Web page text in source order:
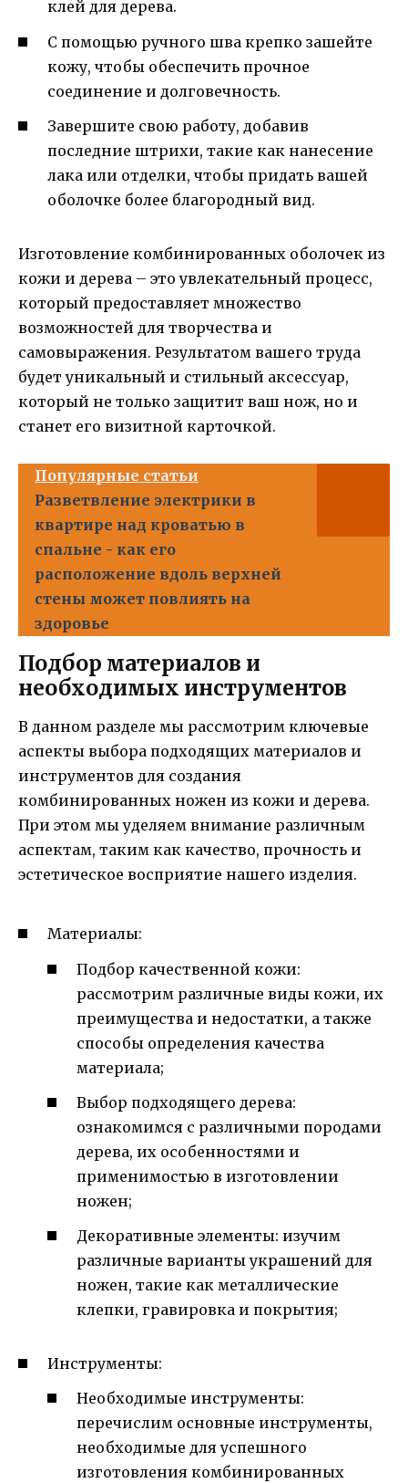
клей для дерева.
С помощью ручного шва крепко зашейте
кожу, чтобы обеспечить прочное
соединение и долговечность.
Завершите свою работу, добавив
последние штрихи, такие как нанесение
лака или отделки, чтобы придать вашей
оболочке более благородный вид.
Изготовление комбинированных оболочек из
кожи и дерева – это увлекательный процесс,
который предоставляет множество
возможностей для творчества и
самовыражения. Результатом вашего труда
будет уникальный и стильный аксессуар,
который не только защитит ваш нож, но и
станет его визитной карточкой.
Популярные статьи
Разветвление электрики в
квартире над кроватью в
спальне - как его
расположение вдоль верхней
стены может повлиять на
здоровье
Подбор материалов и
необходимых инструментов
В данном разделе мы рассмотрим ключевые
аспекты выбора подходящих материалов и
инструментов для создания
комбинированных ножен из кожи и дерева.
При этом мы уделяем внимание различным
аспектам, таким как качество, прочность и
эстетическое восприятие нашего изделия.
Материалы:
Подбор качественной кожи:
рассмотрим различные виды кожи, их
преимущества и недостатки, а также
способы определения качества
материала;
Выбор подходящего дерева:
ознакомимся с различными породами
дерева, их особенностями и
применимостью в изготовлении
ножен;
Декоративные элементы: изучим
различные варианты украшений для
ножен, такие как металлические
клепки, гравировка и покрытия;
Инструменты:
Необходимые инструменты:
перечислим основные инструменты,
необходимые для успешного
изготовления комбинированных